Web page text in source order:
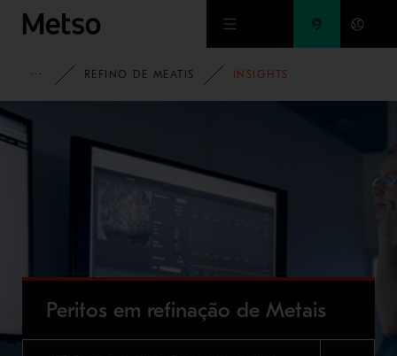
Ir para o conteúdo principal
METSO
REFINO DE MEATIS INSIGHTS
Peritos em refinação de Metais